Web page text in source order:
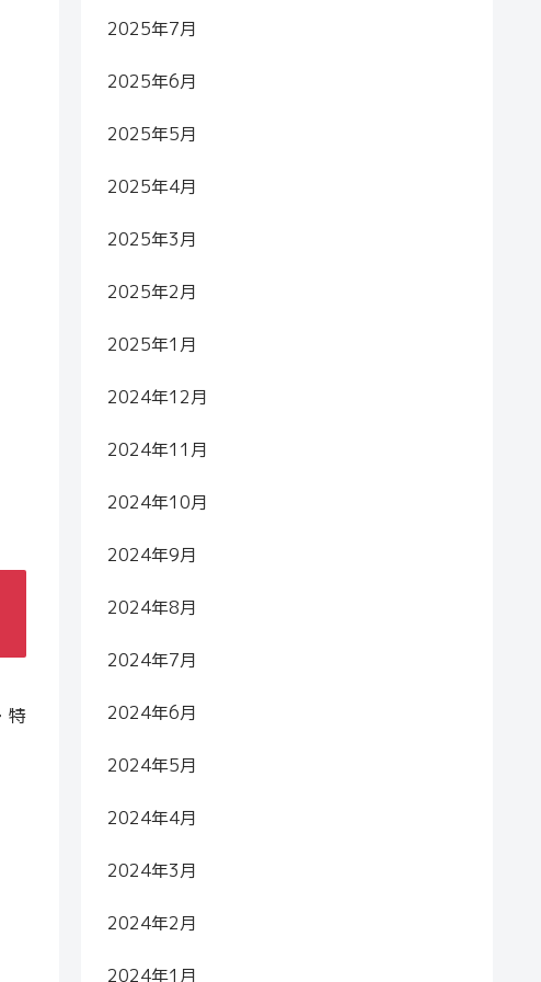
特
2025年7月
2025年6月
2025年5月
2025年4月
2025年3月
2025年2月
2025年1月
2024年12月
2024年11月
2024年10月
2024年9月
2024年8月
2024年7月
2024年6月
2024年5月
2024年4月
2024年3月
2024年2月
2024年1月